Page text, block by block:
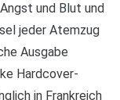
und Blut und
jeder Atemzug
Ausgabe
Hardcover-
in Frankreich